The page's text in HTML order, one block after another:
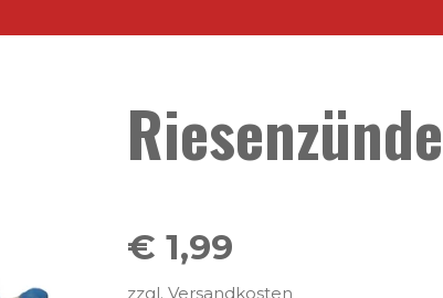
€ 1,99
zzgl. Versandkosten